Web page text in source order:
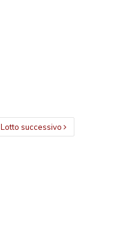
Lotto successivo